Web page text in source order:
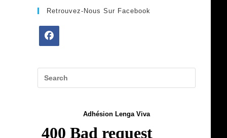
Retrouvez-Nous Sur Facebook
new
Adhésion Lenga Viva